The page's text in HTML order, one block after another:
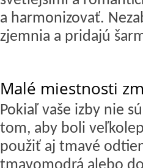
a harmonizovať.
zjemnia a pridajú
Malé miestnosti
Pokiaľ vaše izby nie
tom, aby boli
použiť aj tmavé